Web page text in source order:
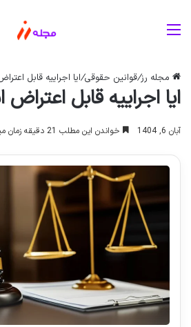
مجله رز/قوانین حقوقی/ایا اجراییه قابل
ایا اجراییه قابل
آبان 6, 1404 خواندن این مطلب 21 دقیقه زمان میبرد